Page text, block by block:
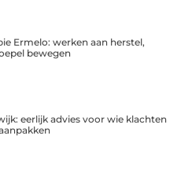
Ermelo: werken aan herstel,
bewegen
eerlijk advies voor wie klachten